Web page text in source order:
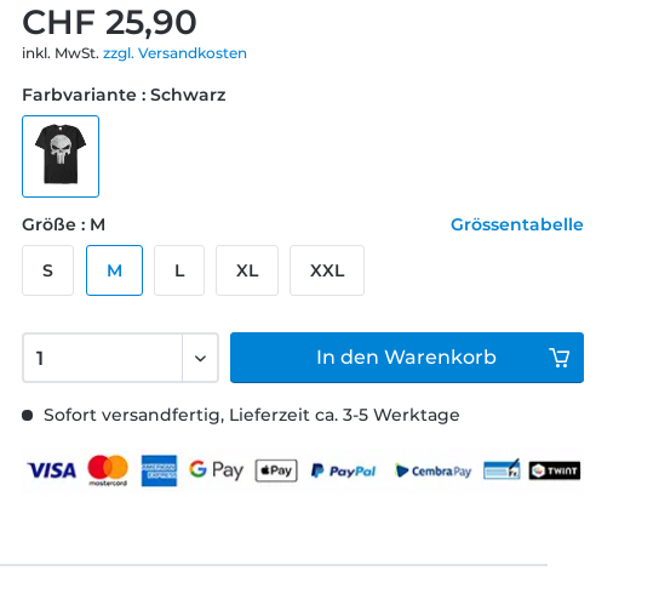
CHF 25,90
inkl. MwSt.zzgl. Versandkosten
Sofort versandfertig, Lieferzeit ca. 3-5 Werktage
Farbvariante : Schwarz
Größe : M Grössentabelle
S M L XL XXL
In den Warenkorb